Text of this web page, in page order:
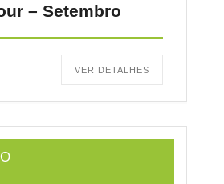
– Setembro
VER DETALHES